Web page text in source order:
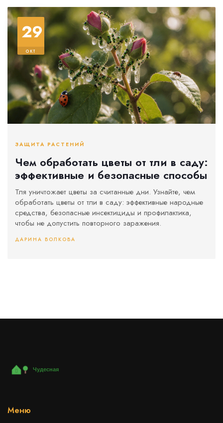
29
окт
ЗАЩИТА РАСТЕНИЙ
Чем обработать цветы от тли в саду:
эффективные и безопасные способы
Тля уничтожает цветы за считанные дни. Узнайте, чем
обработать цветы от тли в саду: эффективные народные
средства, безопасные инсектициды и профилактика,
чтобы не допустить повторного заражения.
ДАРИНА ВОЛКОВА
Меню